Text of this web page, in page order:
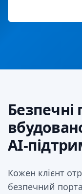
Безпечні
Кожен клієнт
безпечний